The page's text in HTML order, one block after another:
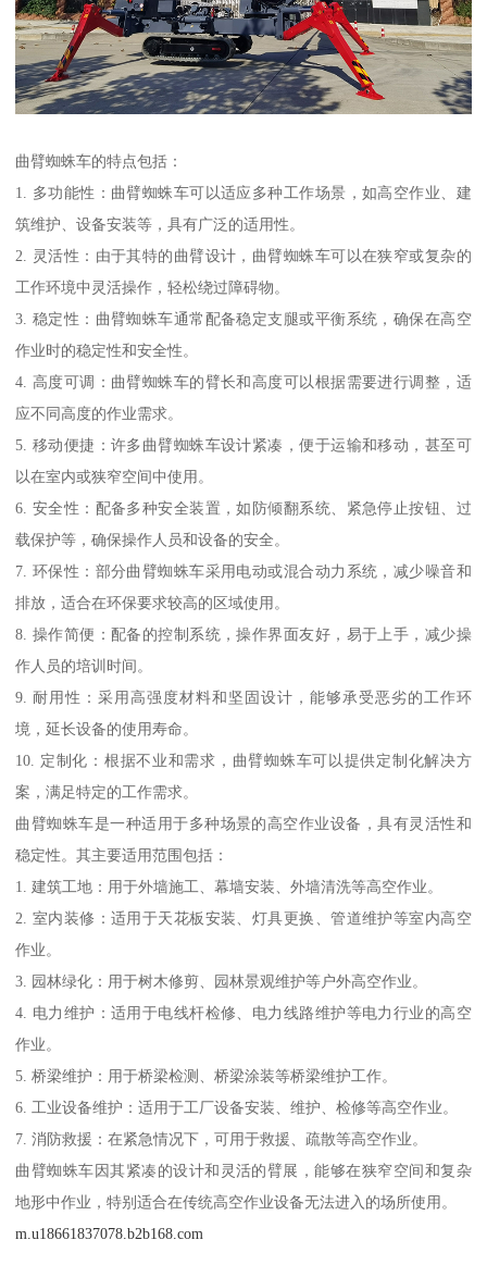
曲臂蜘蛛车的特点包括：
1. 多功能性：曲臂蜘蛛车可以适应多种工作场景，如高空作业、建
筑维护、设备安装等，具有广泛的适用性。
2. 灵活性：由于其特的曲臂设计，曲臂蜘蛛车可以在狭窄或复杂的
工作环境中灵活操作，轻松绕过障碍物。
3. 稳定性：曲臂蜘蛛车通常配备稳定支腿或平衡系统，确保在高空
作业时的稳定性和安全性。
4. 高度可调：曲臂蜘蛛车的臂长和高度可以根据需要进行调整，适
应不同高度的作业需求。
5. 移动便捷：许多曲臂蜘蛛车设计紧凑，便于运输和移动，甚至可
以在室内或狭窄空间中使用。
6. 安全性：配备多种安全装置，如防倾翻系统、紧急停止按钮、过
载保护等，确保操作人员和设备的安全。
7. 环保性：部分曲臂蜘蛛车采用电动或混合动力系统，减少噪音和
排放，适合在环保要求较高的区域使用。
8. 操作简便：配备的控制系统，操作界面友好，易于上手，减少操
作人员的培训时间。
9. 耐用性：采用高强度材料和坚固设计，能够承受恶劣的工作环
境，延长设备的使用寿命。
10. 定制化：根据不业和需求，曲臂蜘蛛车可以提供定制化解决方
案，满足特定的工作需求。
曲臂蜘蛛车是一种适用于多种场景的高空作业设备，具有灵活性和
稳定性。其主要适用范围包括：
1. 建筑工地：用于外墙施工、幕墙安装、外墙清洗等高空作业。
2. 室内装修：适用于天花板安装、灯具更换、管道维护等室内高空
作业。
3. 园林绿化：用于树木修剪、园林景观维护等户外高空作业。
4. 电力维护：适用于电线杆检修、电力线路维护等电力行业的高空
作业。
5. 桥梁维护：用于桥梁检测、桥梁涂装等桥梁维护工作。
6. 工业设备维护：适用于工厂设备安装、维护、检修等高空作业。
7. 消防救援：在紧急情况下，可用于救援、疏散等高空作业。
曲臂蜘蛛车因其紧凑的设计和灵活的臂展，能够在狭窄空间和复杂
地形中作业，特别适合在传统高空作业设备无法进入的场所使用。
m.u18661837078.b2b168.com